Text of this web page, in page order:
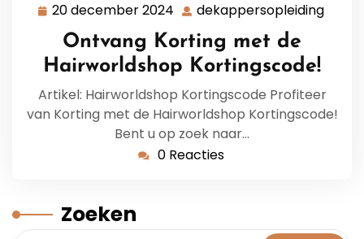
20 december 2024 20
december
2024
dekappersopleiding
Ontvang Korting met de
Hairworldshop Kortingscode!
Artikel: Hairworldshop Kortingscode Profiteer
van Korting met de Hairworldshop Kortingscode!
Bent u op zoek naar…
0 Reacties
Zoeken